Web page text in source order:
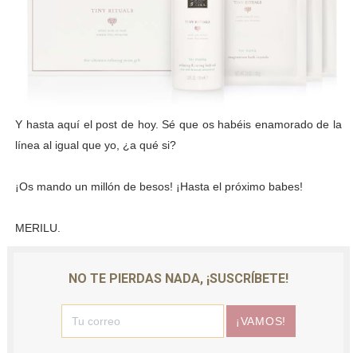
Y hasta aquí el post de hoy. Sé que os habéis enamorado de la
línea al igual que yo, ¿a qué si?
¡Os mando un millón de besos! ¡Hasta el próximo babes!
MERILU.
NO TE PIERDAS NADA, ¡SUSCRÍBETE!